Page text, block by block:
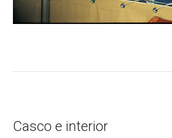
Casco e interior